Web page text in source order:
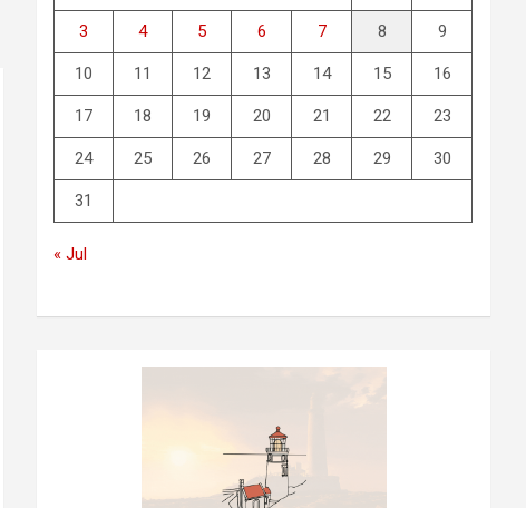
3 4 5 6 7 8 9
10 11 12 13 14 15 16
17 18 19 20 21 22 23
24 25 26 27 28 29 30
31
« Jul